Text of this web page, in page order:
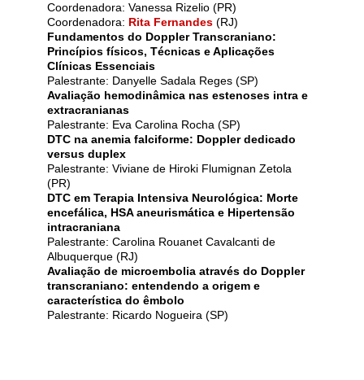
Coordenadora: Vanessa Rizelio (PR)
Coordenadora: Rita Fernandes (RJ)
Fundamentos do Doppler Transcraniano:
Princípios físicos, Técnicas e Aplicações
Clínicas Essenciais
Palestrante: Danyelle Sadala Reges (SP)
Avaliação hemodinâmica nas estenoses intra e
extracranianas
Palestrante: Eva Carolina Rocha (SP)
DTC na anemia falciforme: Doppler dedicado
versus duplex
Palestrante: Viviane de Hiroki Flumignan Zetola
(PR)
DTC em Terapia Intensiva Neurológica: Morte
encefálica, HSA aneurismática e Hipertensão
intracraniana
Palestrante: Carolina Rouanet Cavalcanti de
Albuquerque (RJ)
Avaliação de microembolia através do Doppler
transcraniano: entendendo a origem e
característica do êmbolo
Palestrante: Ricardo Nogueira (SP)